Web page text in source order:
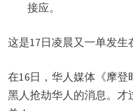
接应。
这是17日凌晨又一单发生
在16日，华人媒体《摩
黑人抢劫华人的消息。